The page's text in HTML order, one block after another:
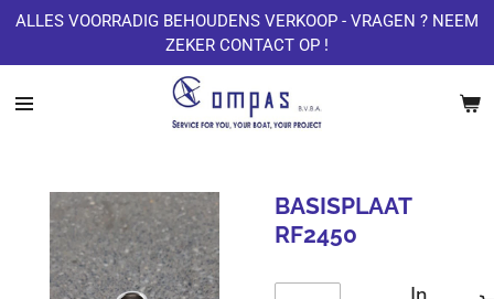
Ga
naar
de
ALLES VOORRADIG BEHOUDENS VERKOOP - VRAGEN ? NEEM
ZEKER CONTACT OP !
BASISPLAAT
RF2450